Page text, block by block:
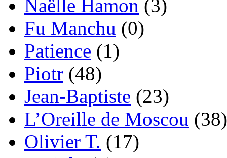
Naëlle Hamon (3)
Fu Manchu (0)
Patience (1)
Piotr (48)
Jean-Baptiste (23)
L’Oreille de Moscou (38)
Olivier T. (17)